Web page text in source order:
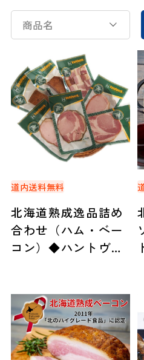
商品名
道内送料無料
北海道熟成逸品詰め
合わせ（ハム・ベー
コン）◆ハントヴェ